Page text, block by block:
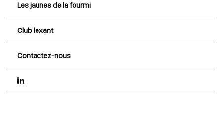
Les jaunes de la fourmi
Club lexant
Contactez-nous